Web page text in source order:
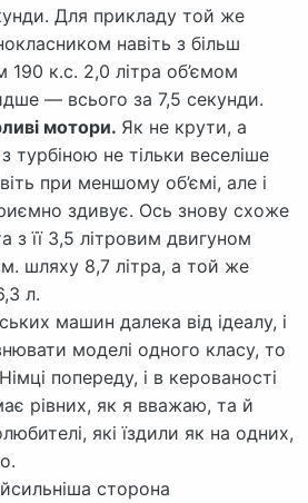
Для прикладу той же
навіть з більш
к.с. 2,0 літра об’ємом
— всього за 7,5 секунди.
мотори. Як не крути, а
турбіною не тільки веселіше
при меншому об’ємі, але і
здивує. Ось знову схоже
з її 3,5 літровим двигуном
шляху 8,7 літра, а той же
л.
машин далека від ідеалу, і
моделі одного класу, то
попереду, і в керованості
рівних, як я вважаю, та й
які їздили як на одних,
сторона